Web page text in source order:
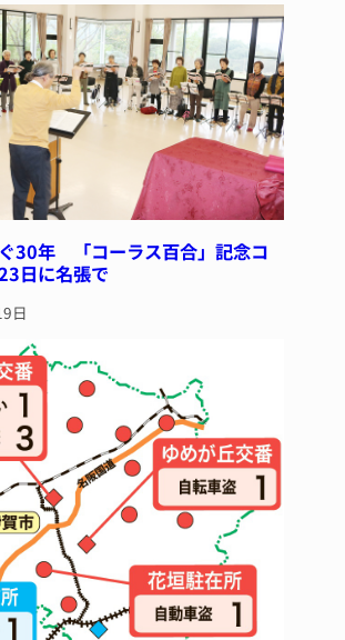
y s o
o
k
30年 「コーラス百合」記念コ
日に名張で
日